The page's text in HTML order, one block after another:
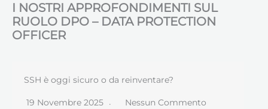
I NOSTRI APPROFONDIMENTI SUL
RUOLO DPO – DATA PROTECTION
OFFICER
SSH è oggi sicuro o da reinventare?
19 Novembre 2025 Nessun Commento